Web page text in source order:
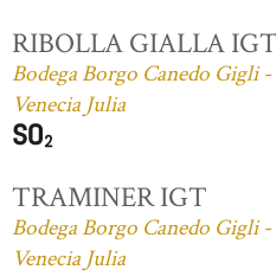
RIBOLLA GIALLA IGT
Bodega Borgo Canedo Gigli -
Venecia Julia
TRAMINER IGT
Bodega Borgo Canedo Gigli -
Venecia Julia